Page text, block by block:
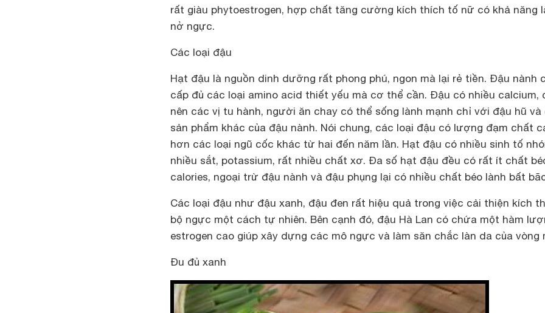
rất giàu phytoestrogen, hợp chất tăng cường kích thích tố nữ có khả năng
nở ngực.
Các loại đậu
Hạt đậu là nguồn dinh dưỡng rất phong phú, ngon mà lại rẻ tiền. Ðậu nành
cấp đủ các loại amino acid thiết yếu mà cơ thể cần. Ðậu có nhiều calcium,
nên các vị tu hành, người ăn chay có thể sống lành mạnh chỉ với đậu hũ và
sản phẩm khác của đậu nành. Nói chung, các loại đậu có lượng đạm chất
hơn các loại ngũ cốc khác từ hai đến năm lần. Hạt đậu có nhiều sinh tố
nhiều sắt, potassium, rất nhiều chất xơ. Ða số hạt đậu đều có rất ít chất
calories, ngoại trừ đậu nành và đậu phụng lại có nhiều chất béo lành bất
Các loại đậu như đậu xanh, đậu đen rất hiệu quả trong việc cải thiện kích
bộ ngực một cách tự nhiên. Bên cạnh đó, đậu Hà Lan có chứa một hàm
estrogen cao giúp xây dựng các mô ngực và làm săn chắc làn da của vòng
Đu đủ xanh